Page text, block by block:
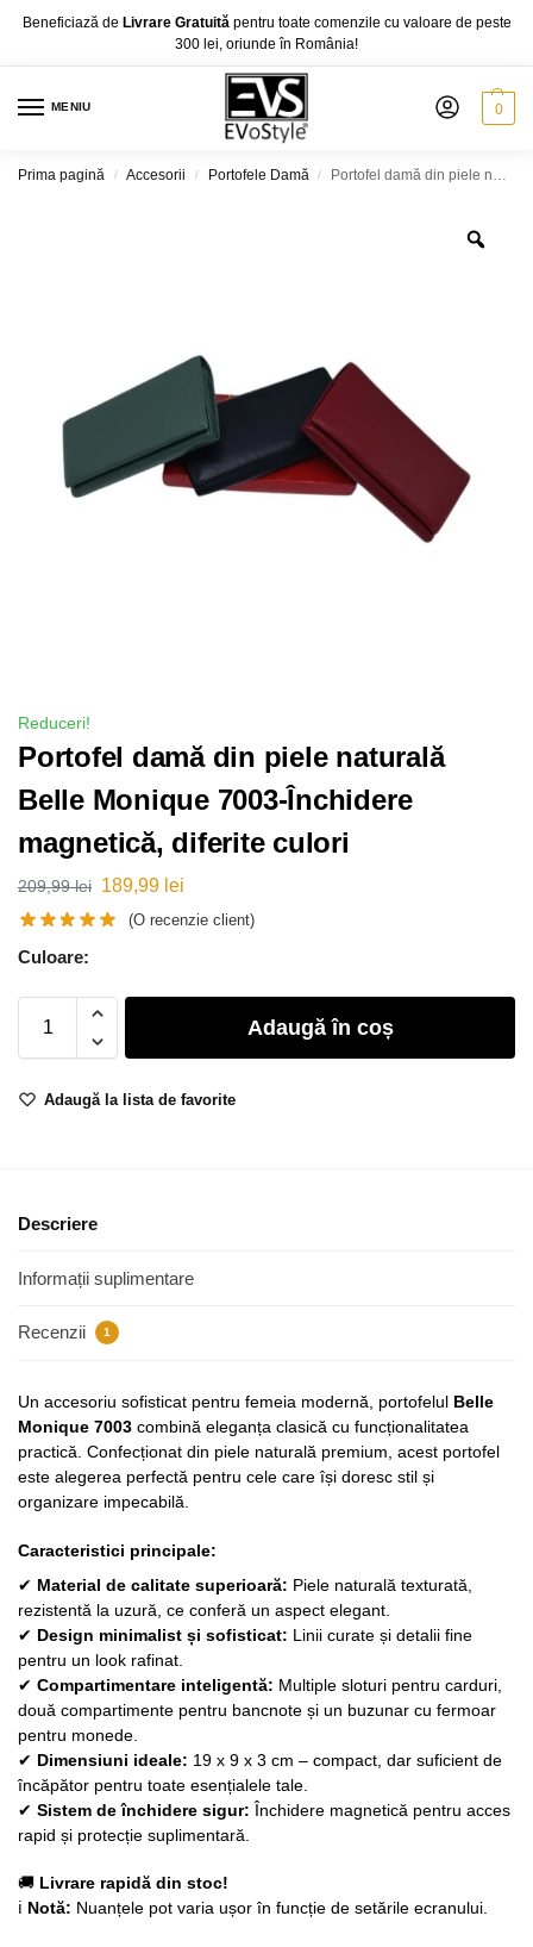
Beneficiază de Livrare Gratuită pentru toate comenzile cu valoare de peste
300 lei, oriunde în România!
MENIU 0
Prima pagină / Accesorii / Portofele Damă / Portofel damă din piele naturală Belle Monique 7003-Închidere magnetică, diferite culori
Reduceri!
Portofel damă din piele naturală
Belle Monique 7003-Închidere
magnetică, diferite culori
209,99lei 189,99 lei
(O recenzie client)
Culoare:
Adaugă în coș
Adaugă la lista de favorite
Descriere
Informații suplimentare
Recenzii 1
Un accesoriu sofisticat pentru femeia modernă, portofelul Belle
Monique 7003 combină eleganța clasică cu funcționalitatea
practică. Confecționat din piele naturală premium, acest portofel
este alegerea perfectă pentru cele care își doresc stil și
organizare impecabilă.
Caracteristici principale:
✔ Material de calitate superioară: Piele naturală texturată,
rezistentă la uzură, ce conferă un aspect elegant.
✔ Design minimalist și sofisticat: Linii curate și detalii fine
pentru un look rafinat.
✔ Compartimentare inteligentă: Multiple sloturi pentru carduri,
două compartimente pentru bancnote și un buzunar cu fermoar
pentru monede.
✔ Dimensiuni ideale: 19 x 9 x 3 cm – compact, dar suficient de
încăpător pentru toate esențialele tale.
✔ Sistem de închidere sigur: Închidere magnetică pentru acces
rapid și protecție suplimentară.
🚚 Livrare rapidă din stoc!
ℹ Notă: Nuanțele pot varia ușor în funcție de setările ecranului.